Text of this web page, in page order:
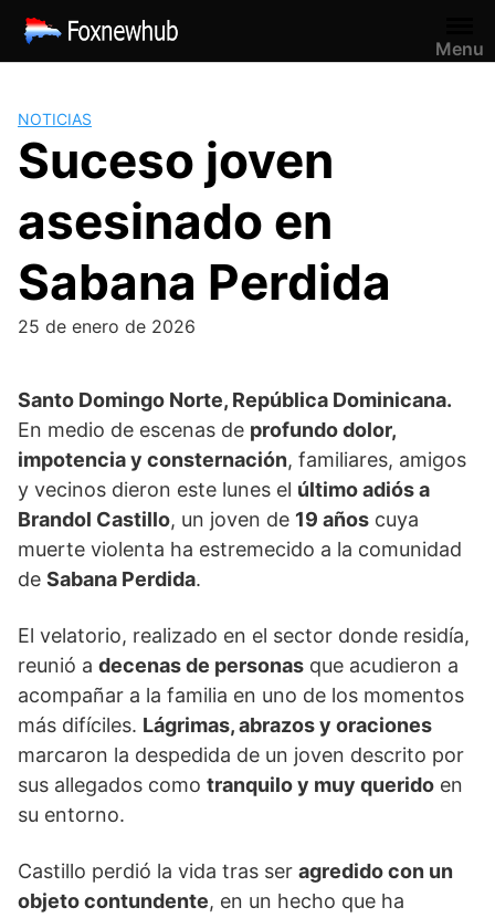
Saltar
contenido
Menu
NOTICIAS
Suceso joven
asesinado en
Sabana Perdida
25 de enero de 2026
Santo Domingo Norte, República Dominicana.
En medio de escenas de profundo dolor,
impotencia y consternación, familiares, amigos
y vecinos dieron este lunes el último adiós a
Brandol Castillo, un joven de 19 años cuya
muerte violenta ha estremecido a la comunidad
de Sabana Perdida.
El velatorio, realizado en el sector donde residía,
reunió a decenas de personas que acudieron a
acompañar a la familia en uno de los momentos
más difíciles. Lágrimas, abrazos y oraciones
marcaron la despedida de un joven descrito por
sus allegados como tranquilo y muy querido en
su entorno.
Castillo perdió la vida tras ser agredido con un
objeto contundente, en un hecho que ha